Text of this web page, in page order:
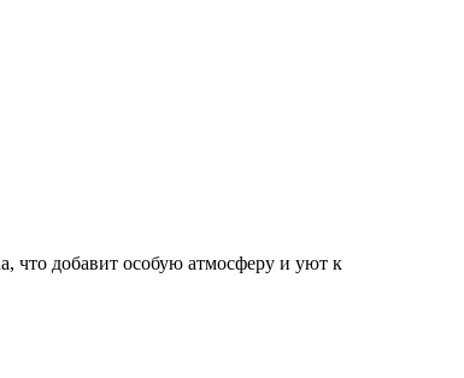
что добавит особую атмосферу и уют к